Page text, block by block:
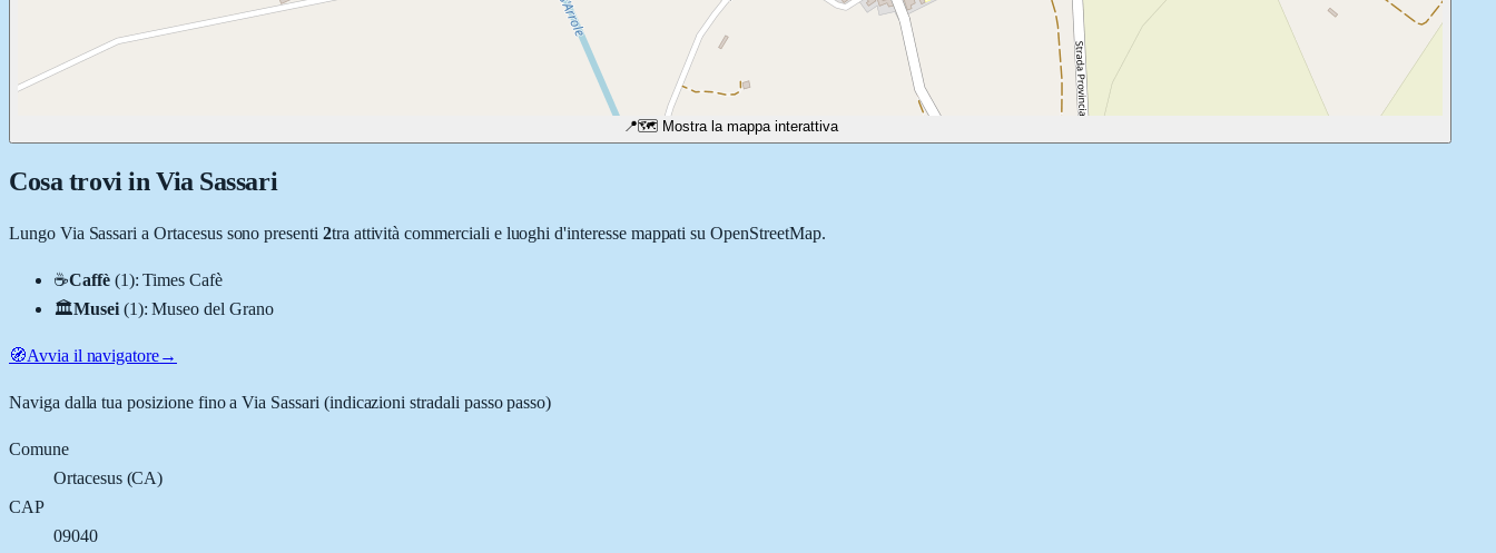
📍🗺️ Mostra la mappa interattiva
Cosa trovi in Via Sassari
Lungo Via Sassari aOrtacesussono presenti 2tra attività commerciali e luoghi d'interesse mappati su OpenStreetMap.
☕Caffè (1):Times Cafè
🏛️Musei (1):Museo del Grano
🧭Avvia il navigatore→
Naviga dalla tua posizione fino aVia Sassari (indicazioni stradali passo passo)
Comune
Ortacesus(CA)
CAP
09040